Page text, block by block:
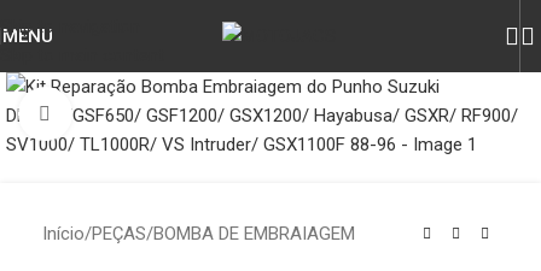
Skip to navigation
MENU
Click to enlarge
Início/PEÇAS/BOMBA DE EMBRAIAGEM